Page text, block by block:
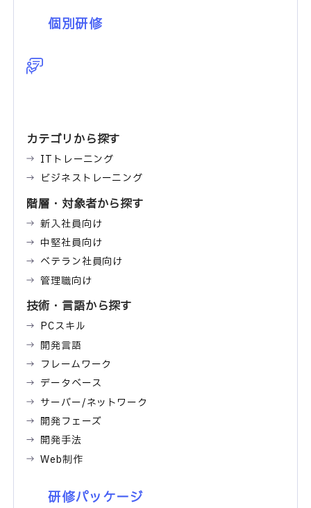
個別研修
カテゴリから探す
ITトレーニング
ビジネストレーニング
階層・対象者から探す
新入社員向け
中堅社員向け
ベテラン社員向け
管理職向け
技術・言語から探す
PCスキル
開発言語
フレームワーク
データベース
サーバー/ネットワーク
開発フェーズ
開発手法
Web制作
研修パッケージ